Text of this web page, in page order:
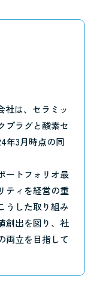
社は、セラミッ
プラグと酸素セ
年3月時点の同
ートフォリオ最
ティを経営の重
うした取り組み
創出を図り、社
両立を目指して